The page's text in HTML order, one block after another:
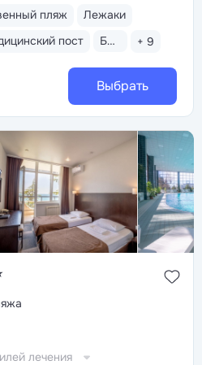
пляж
Лежаки
пост Бассейн открытый + 9
Выбрать
лечения